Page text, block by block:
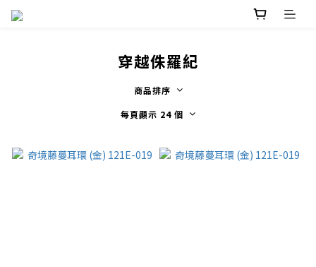
穿越侏羅紀
商品排序
每頁顯示 24 個